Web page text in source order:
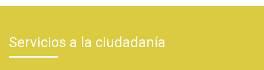
Servicios a la ciudadanía